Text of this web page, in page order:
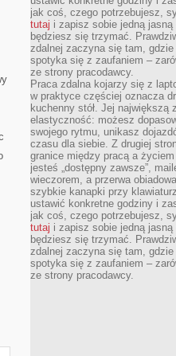
jak coś, czego potrzebujesz,
tutaj i zapisz sobie jedną jasną
będziesz się trzymać.
zdalnej zaczyna się tam,
spotyka się z zaufaniem –
ze strony pracodawcy.
Praca zdalna kojarzy się z
w praktyce częściej oznacza
kuchenny stół. Jej największą
elastyczność: możesz
swojego rytmu, unikasz
czasu dla siebie. Z drugiej
granice między pracą a
jesteś „dostępny zawsze”,
wieczorem, a przerwa
szybkie kanapki przy
ustawić konkretne godziny i
jak coś, czego potrzebujesz,
tutaj i zapisz sobie jedną jasną
będziesz się trzymać.
zdalnej zaczyna się tam,
spotyka się z zaufaniem –
ze strony pracodawcy.